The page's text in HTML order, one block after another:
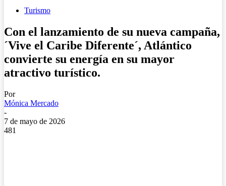
Turismo
Con el lanzamiento de su nueva campaña,
´Vive el Caribe Diferente´, Atlántico
convierte su energía en su mayor
atractivo turístico.
Por
Mónica Mercado
-
7 de mayo de 2026
481